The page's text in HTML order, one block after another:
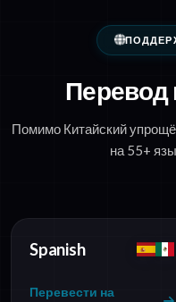
Перевод
Помимо Китайский
на 55+
Spanish
Перевести на